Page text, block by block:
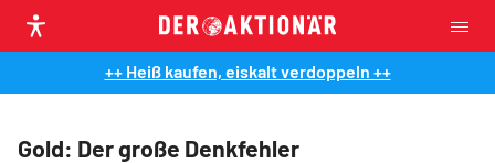
++ Heiß kaufen, eiskalt verdoppeln ++
Gold: Der große Denkfehler